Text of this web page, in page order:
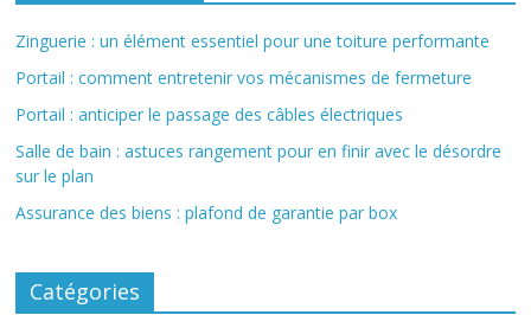
Zinguerie : un élément essentiel pour une toiture performante
Portail : comment entretenir vos mécanismes de fermeture
Portail : anticiper le passage des câbles électriques
Salle de bain : astuces rangement pour en finir avec le désordre
sur le plan
Assurance des biens : plafond de garantie par box
Catégories